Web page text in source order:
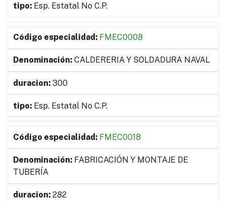
Esp. Estatal No C.P.
FMEC0008
CALDERERIA Y SOLDADURA NAVAL
300
Esp. Estatal No C.P.
FMEC0018
FABRICACIÓN Y MONTAJE DE
TUBERÍA
282